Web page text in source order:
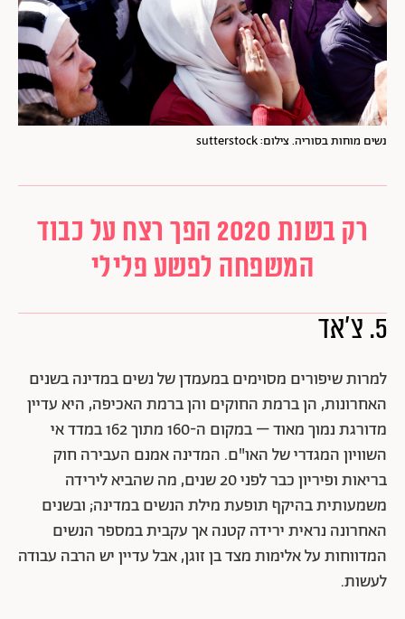
נשים מוחות בסוריה. צילום: sutterstock
רק בשנת 2020 הפך רצח על כבוד
המשפחה לפשע פלילי
5. צ'אד
למרות שיפורים מסוימים במעמדן של נשים במדינה בשנים
האחרונות, הן ברמת החוקים והן ברמת האכיפה, היא עדיין
מדורגת נמוך מאוד – במקום ה-160 מתוך 162 במדד אי
השוויון המגדרי של האו"ם. המדינה אמנם העבירה חוק
בריאות ופיריון כבר לפני 20 שנים, מה שהביא לירידה
משמעותית בהיקף תופעת מילת הנשים במדינה; ובשנים
האחרונה נראית ירידה קטנה אך עקבית במספר הנשים
המדווחות על אלימות מצד בן זוגן, אבל עדיין יש הרבה עבודה
לעשות.